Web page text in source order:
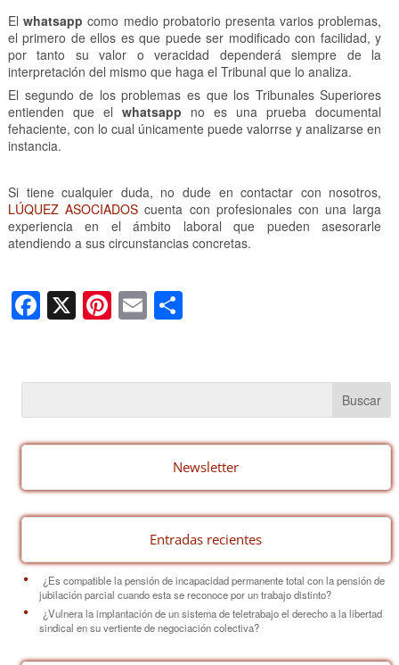
Elwhatsapp como medio probatorio presenta varios problemas,
el primero de ellos es que puede ser modificado con facilidad, y
por tanto su valor o veracidad dependerá siempre de la
interpretación del mismo que haga el Tribunal que lo analiza.
El segundo de los problemas es que los Tribunales Superiores
entienden que elwhatsapp no es una prueba documental
fehaciente, con lo cual únicamente puede valorrse y analizarse en
instancia.
Si tiene cualquier duda, no dude en contactar con nosotros,
LÚQUEZ ASOCIADOS cuenta con profesionales con una larga
experiencia en el ámbito laboral que pueden asesorarle
atendiendo a sus circunstancias concretas.
F
a
e
b
o
k
X Pi
nt
e
st
E
m
C
p
ar
tir
Newsletter
Entradas recientes
¿Es compatible la pensión de incapacidad permanente total con la pensión de
jubilación parcial cuando esta se reconoce por un trabajo distinto?
¿Vulnera la implantación de un sistema de teletrabajo el derecho a la libertad
sindical en su vertiente de negociación colectiva?